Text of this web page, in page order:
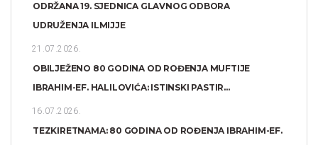
ODRŽANA 19. SJEDNICA GLAVNOG ODBORA
UDRUŽENJA ILMIJJE
21.07.2026.
OBILJEŽENO 80 GODINA OD ROĐENJA MUFTIJE
IBRAHIM-EF. HALILOVIĆA: ISTINSKI PASTIR...
16.07.2026.
TEZKIRETNAMA: 80 GODINA OD ROĐENJA IBRAHIM-EF.